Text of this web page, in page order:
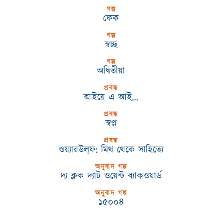
গল্প
ফেক
গল্প
স্বচ্ছ
গল্প
অদ্বিতীয়া
প্রবন্ধ
আইয়ে এ আই…
প্রবন্ধ
স্বপ্ন
প্রবন্ধ
ওয়্যারউল্‌ফ: মিথ থেকে সাহিত্যে
অনুবাদ গল্প
দ্য ক্লক দ্যাট ওয়েন্ট ব্যাকওয়ার্ড
অনুবাদ গল্প
১৫০০৪